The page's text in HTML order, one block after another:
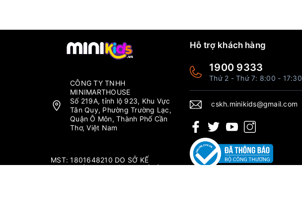
CÔNG TY TNHH
MINIMARTHOUSE
Số 219A, tỉnh lộ 923, Khu Vực
Tân Quy, Phường Trường Lạc,
Quận Ô Môn, Thành Phố Cần
Thơ, Việt Nam
MST: 1801648210 DO SỞ KẾ
Hỗ trợ khách hàng
1900 9333
Thứ 2 - Thứ 7: 8:00 - 17:30
cskh.minikids@gmail.com